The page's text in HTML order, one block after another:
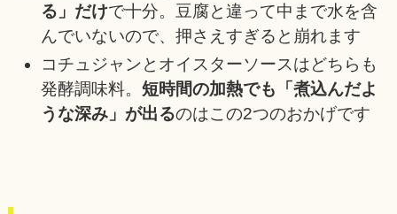
る」だけで十分。豆腐と違って中まで水を含
んでいないので、押さえすぎると崩れます
コチュジャンとオイスターソースはどちらも
発酵調味料。短時間の加熱でも「煮込んだよ
うな深み」が出るのはこの2つのおかげです